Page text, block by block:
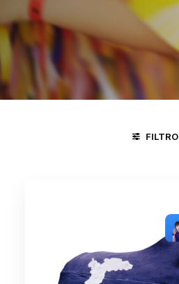
FILTRO